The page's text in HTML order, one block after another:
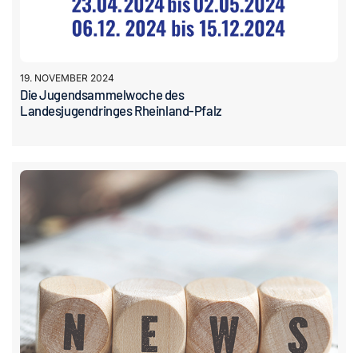
19. NOVEMBER 2024
Die Jugendsammelwoche des
Landesjugendringes Rheinland-Pfalz